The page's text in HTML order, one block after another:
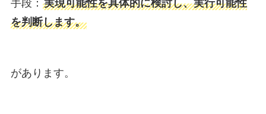
手段： 実現可能性を具体的に検討し、実行可能性
を判断します。
があります。